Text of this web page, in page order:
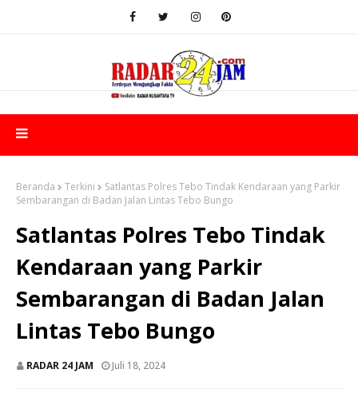
Beranda Terkini
Satlantas Polres Tebo Tindak Kendaraan yang Parkir
Sembarangan di Badan Jalan Lintas Tebo Bungo
Satlantas Polres Tebo Tindak
Kendaraan yang Parkir
Sembarangan di Badan Jalan
Lintas Tebo Bungo
RADAR 24 JAM Juli 18, 2024